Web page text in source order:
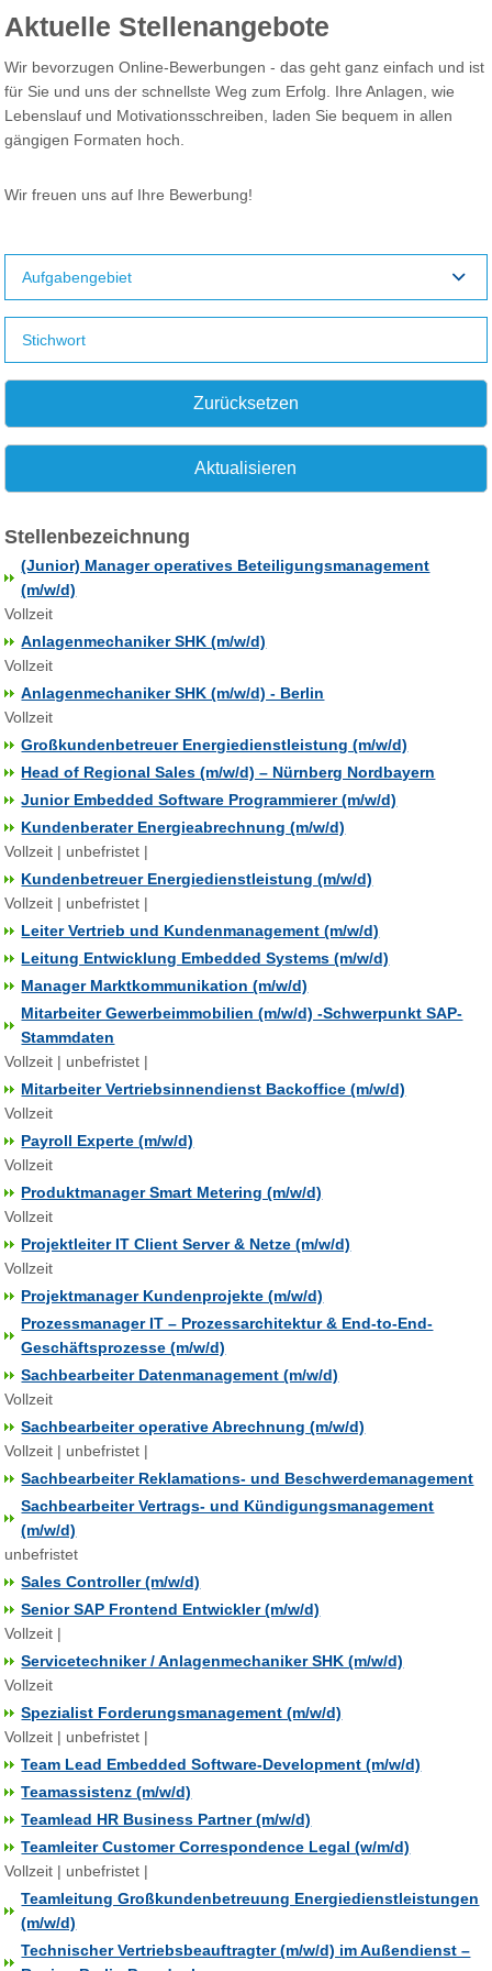
Aktuelle Stellenangebote
Wir bevorzugen Online-Bewerbungen - das geht ganz einfach und ist
für Sie und uns der schnellste Weg zum Erfolg. Ihre Anlagen, wie
Lebenslauf und Motivationsschreiben, laden Sie bequem in allen
gängigen Formaten hoch.
Wir freuen uns auf Ihre Bewerbung!
Aufgabengebiet
Zurücksetzen
Aktualisieren
Stellenbezeichnung
(Junior) Manager operatives Beteiligungsmanagement
(m/w/d)
Vollzeit
Anlagenmechaniker SHK (m/w/d)
Vollzeit
Anlagenmechaniker SHK (m/w/d) - Berlin
Vollzeit
Großkundenbetreuer Energiedienstleistung (m/w/d)
Head of Regional Sales (m/w/d) – Nürnberg Nordbayern
Junior Embedded Software Programmierer (m/w/d)
Kundenberater Energieabrechnung (m/w/d)
Vollzeit | unbefristet |
Kundenbetreuer Energiedienstleistung (m/w/d)
Vollzeit | unbefristet |
Leiter Vertrieb und Kundenmanagement (m/w/d)
Leitung Entwicklung Embedded Systems (m/w/d)
Manager Marktkommunikation (m/w/d)
Mitarbeiter Gewerbeimmobilien (m/w/d) -Schwerpunkt SAP-
Stammdaten
Vollzeit | unbefristet |
Mitarbeiter Vertriebsinnendienst Backoffice (m/w/d)
Vollzeit
Payroll Experte (m/w/d)
Vollzeit
Produktmanager Smart Metering (m/w/d)
Vollzeit
Projektleiter IT Client Server & Netze (m/w/d)
Vollzeit
Projektmanager Kundenprojekte (m/w/d)
Prozessmanager IT – Prozessarchitektur & End-to-End-
Geschäftsprozesse (m/w/d)
Sachbearbeiter Datenmanagement (m/w/d)
Vollzeit
Sachbearbeiter operative Abrechnung (m/w/d)
Vollzeit | unbefristet |
Sachbearbeiter Reklamations- und Beschwerdemanagement
Sachbearbeiter Vertrags- und Kündigungsmanagement
(m/w/d)
unbefristet
Sales Controller (m/w/d)
Senior SAP Frontend Entwickler (m/w/d)
Vollzeit |
Servicetechniker / Anlagenmechaniker SHK (m/w/d)
Vollzeit
Spezialist Forderungsmanagement (m/w/d)
Vollzeit | unbefristet |
Team Lead Embedded Software-Development (m/w/d)
Teamassistenz (m/w/d)
Teamlead HR Business Partner (m/w/d)
Teamleiter Customer Correspondence Legal (w/m/d)
Vollzeit | unbefristet |
Teamleitung Großkundenbetreuung Energiedienstleistungen
(m/w/d)
Technischer Vertriebsbeauftragter (m/w/d) im Außendienst –